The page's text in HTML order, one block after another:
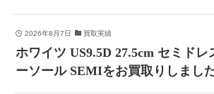
2026年8月7日 買取実績
ホワイツ US9.5D 27.5cm セミド
ーソール SEMIをお買取りしました